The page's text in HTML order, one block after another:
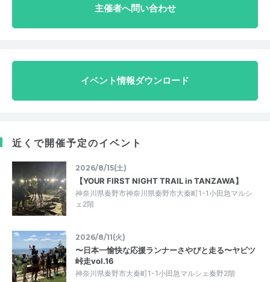
主催者へ問い合わせ
イベント情報ダウンロード
近くで開催予定のイベント
2026/8/15(土)
【YOUR FIRST NIGHT TRAIL in TANZAWA】
神奈川県秦野市神奈川県秦野市大秦町1-1小田急マルシ
ェ2階
2026/8/11(火)
〜日本一愉快な応援ランナーさやぴと走る〜ヤビツ
峠走vol.16
神奈川県秦野市大秦町1-1小田急マルシェ秦野2階